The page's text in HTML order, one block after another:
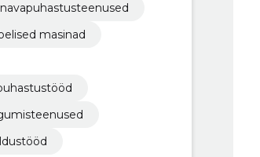
masinad